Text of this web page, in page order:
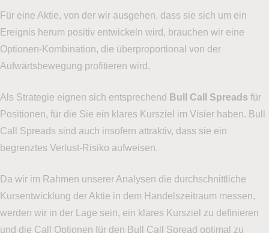
Für eine Aktie, von der wir ausgehen, dass sie sich um ein
Ereignis herum positiv entwickeln wird, brauchen wir eine
Optionen-Kombination, die überproportional von der
Aufwärtsbewegung profitieren wird.
Als Strategie eignen sich entsprechend Bull Call Spreads für
Positionen, für die Sie ein klares Kursziel im Visier haben. Bull
Call Spreads sind auch insofern attraktiv, dass sie ein
begrenztes Verlust-Risiko aufweisen.
Da wir im Rahmen unserer Analysen die durchschnittliche
Kursentwicklung der Aktie in dem Handelszeitraum messen,
werden wir in der Lage sein, ein klares Kursziel zu definieren
und die Call Optionen für den Bull Call Spread optimal zu